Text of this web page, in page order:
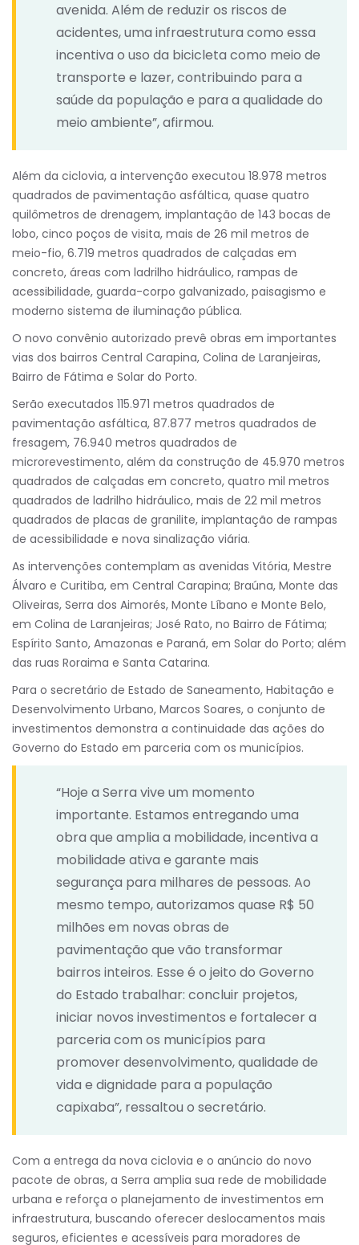
avenida. Além de reduzir os riscos de
acidentes, uma infraestrutura como essa
incentiva o uso da bicicleta como meio de
transporte e lazer, contribuindo para a
saúde da população e para a qualidade do
meio ambiente”, afirmou.
Além da ciclovia, a intervenção executou 18.978 metros
quadrados de pavimentação asfáltica, quase quatro
quilômetros de drenagem, implantação de 143 bocas de
lobo, cinco poços de visita, mais de 26 mil metros de
meio-fio, 6.719 metros quadrados de calçadas em
concreto, áreas com ladrilho hidráulico, rampas de
acessibilidade, guarda-corpo galvanizado, paisagismo e
moderno sistema de iluminação pública.
O novo convênio autorizado prevê obras em importantes
vias dos bairros Central Carapina, Colina de Laranjeiras,
Bairro de Fátima e Solar do Porto.
Serão executados 115.971 metros quadrados de
pavimentação asfáltica, 87.877 metros quadrados de
fresagem, 76.940 metros quadrados de
microrevestimento, além da construção de 45.970 metros
quadrados de calçadas em concreto, quatro mil metros
quadrados de ladrilho hidráulico, mais de 22 mil metros
quadrados de placas de granilite, implantação de rampas
de acessibilidade e nova sinalização viária.
As intervenções contemplam as avenidas Vitória, Mestre
Álvaro e Curitiba, em Central Carapina; Braúna, Monte das
Oliveiras, Serra dos Aimorés, Monte Líbano e Monte Belo,
em Colina de Laranjeiras; José Rato, no Bairro de Fátima;
Espírito Santo, Amazonas e Paraná, em Solar do Porto; além
das ruas Roraima e Santa Catarina.
Para o secretário de Estado de Saneamento, Habitação e
Desenvolvimento Urbano, Marcos Soares, o conjunto de
investimentos demonstra a continuidade das ações do
Governo do Estado em parceria com os municípios.
“Hoje a Serra vive um momento
importante. Estamos entregando uma
obra que amplia a mobilidade, incentiva a
mobilidade ativa e garante mais
segurança para milhares de pessoas. Ao
mesmo tempo, autorizamos quase R$ 50
milhões em novas obras de
pavimentação que vão transformar
bairros inteiros. Esse é o jeito do Governo
do Estado trabalhar: concluir projetos,
iniciar novos investimentos e fortalecer a
parceria com os municípios para
promover desenvolvimento, qualidade de
vida e dignidade para a população
capixaba”, ressaltou o secretário.
Com a entrega da nova ciclovia e o anúncio do novo
pacote de obras, a Serra amplia sua rede de mobilidade
urbana e reforça o planejamento de investimentos em
infraestrutura, buscando oferecer deslocamentos mais
seguros, eficientes e acessíveis para moradores de